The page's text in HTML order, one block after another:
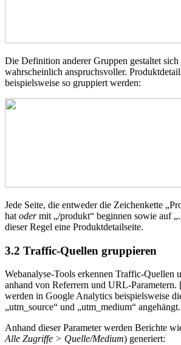
Die Definition anderer Gruppen gestaltet sich
wahrscheinlich anspruchsvoller.
beispielsweise so gruppiert werden:
Jede Seite, die entweder die Zeichenkette
hat odermit „/produkt“ beginnen sowie auf
dieser Regel eine Produktdetailseite.
3.2 Traffic-Quellen gruppieren
Webanalyse-Tools erkennen Traffic-Quellen
anhand von Referrern und URL-Parametern.
werden in Google Analytics beispielsweise
„utm_source“ und „utm_medium“ angehängt.
Anhand dieser Parameter werden Berichte
Alle Zugriffe > Quelle/Medium) generiert: